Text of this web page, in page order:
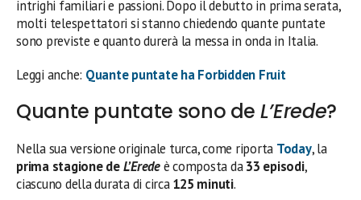
intrighi familiari e passioni. Dopo il debutto in prima serata,
molti telespettatori si stanno chiedendo quante puntate
sono previste e quanto durerà la messa in onda in Italia.
Leggi anche: Quante puntate ha Forbidden Fruit
Quante puntate sono de L’Erede?
Nella sua versione originale turca, come riporta Today, la
prima stagione deL’Eredeè composta da33 episodi,
ciascuno della durata di circa125 minuti.